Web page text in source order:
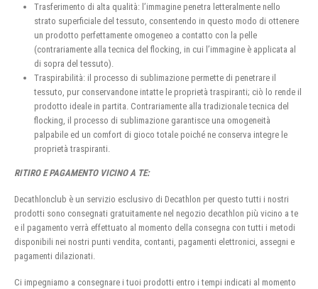
Trasferimento di alta qualità: l’immagine penetra letteralmente nello
strato superficiale del tessuto, consentendo in questo modo di ottenere
un prodotto perfettamente omogeneo a contatto con la pelle
(contrariamente alla tecnica del flocking, in cui l’immagine è applicata al
di sopra del tessuto).
Traspirabilità: il processo di sublimazione permette di penetrare il
tessuto, pur conservandone intatte le proprietà traspiranti; ciò lo rende il
prodotto ideale in partita. Contrariamente alla tradizionale tecnica del
flocking, il processo di sublimazione garantisce una omogeneità
palpabile ed un comfort di gioco totale poiché ne conserva integre le
proprietà traspiranti.
RITIRO E PAGAMENTO VICINO A TE:
Decathlonclub è un servizio esclusivo di Decathlon per questo tutti i nostri
prodotti sono consegnati gratuitamente nel negozio decathlon più vicino a te
e il pagamento verrà effettuato al momento della consegna con tutti i metodi
disponibili nei nostri punti vendita, contanti, pagamenti elettronici, assegni e
pagamenti dilazionati.
Ci impegniamo a consegnare i tuoi prodotti entro i tempi indicati al momento